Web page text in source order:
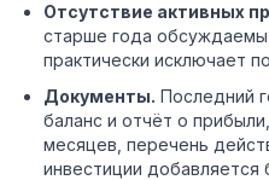
Отсутствие активных
старше года
практически исключает
Документы. Последний
баланс и отчёт о
месяцев, перечень
инвестиции добавляется